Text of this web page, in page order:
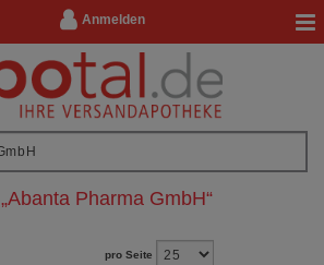
Anmelden
„Abanta Pharma GmbH“
pro Seite